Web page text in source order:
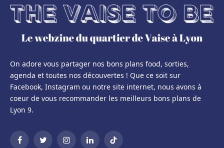
On adore vous partager nos bons plans food, sorties,
agenda et toutes nos découvertes ! Que ce soit sur
Facebook, Instagram ou notre site internet, nous avons à
coeur de vous recommander les meilleurs bons plans de
Lyon 9.
FacebookTwitterInstagramLinkedInTikTok